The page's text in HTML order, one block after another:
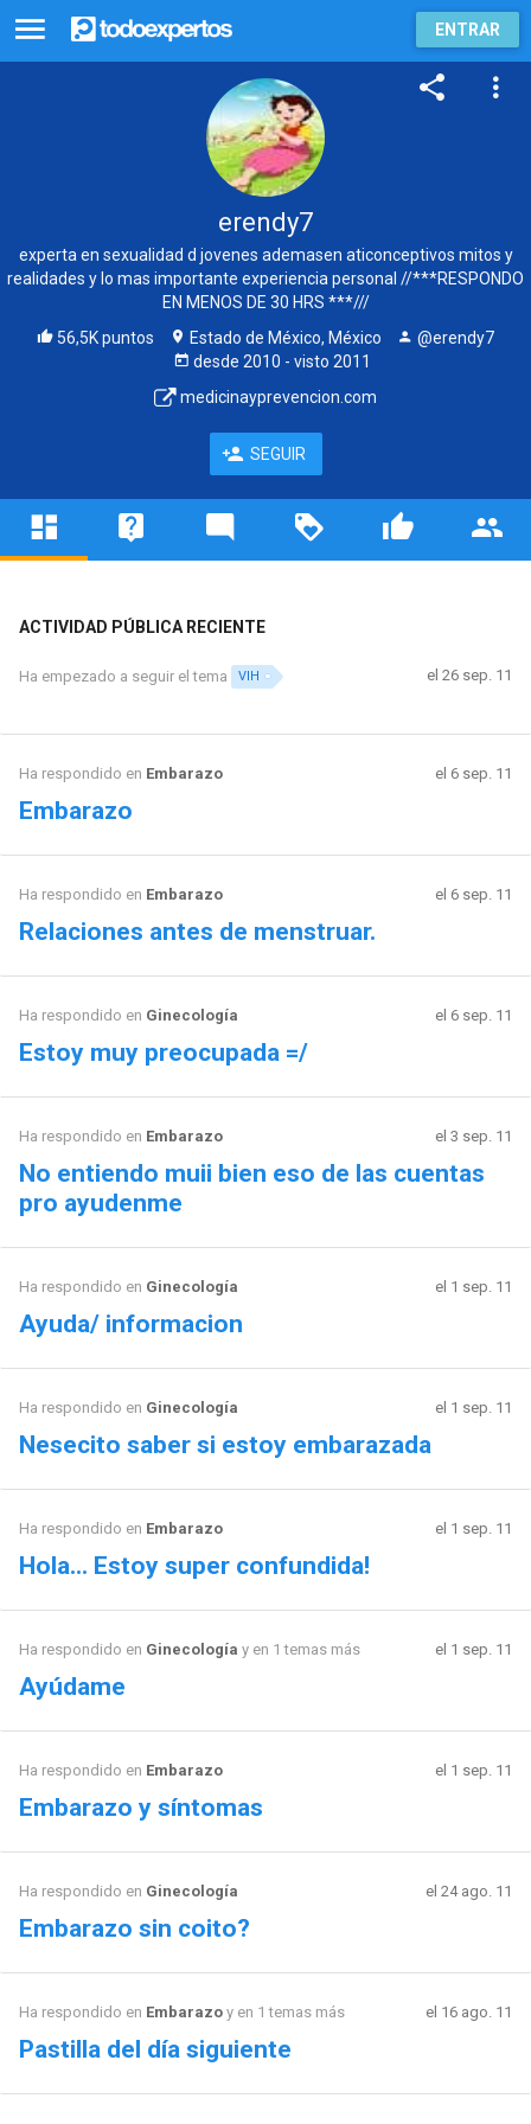
ENTRAR
erendy7
experta en sexualidad d jovenes ademasen aticonceptivos mitos y
realidades y lo mas importante experiencia personal //***RESPONDO
EN MENOS DE 30 HRS ***///
56,5K puntos
Estado de México, México
@erendy7
desde 2010 - visto 2011
medicinayprevencion.com
SEGUIR
ACTIVIDAD PÚBLICA RECIENTE
Ha empezado a seguir el tema VIH el 26 sep. 11
Ha respondido en Embarazo el 6 sep. 11
Embarazo
Ha respondido en Embarazo el 6 sep. 11
Relaciones antes de menstruar.
Ha respondido en Ginecología el 6 sep. 11
Estoy muy preocupada =/
Ha respondido en Embarazo el 3 sep. 11
No entiendo muii bien eso de las cuentas
pro ayudenme
Ha respondido en Ginecología el 1 sep. 11
Ayuda/ informacion
Ha respondido en Ginecología el 1 sep. 11
Nesecito saber si estoy embarazada
Ha respondido en Embarazo el 1 sep. 11
Hola... Estoy super confundida!
Ha respondido en Ginecología y en 1 temas más el 1 sep. 11
Ayúdame
Ha respondido en Embarazo el 1 sep. 11
Embarazo y síntomas
Ha respondido en Ginecología el 24 ago. 11
Embarazo sin coito?
Ha respondido en Embarazoy en 1 temas más el 16 ago. 11
Pastilla del día siguiente